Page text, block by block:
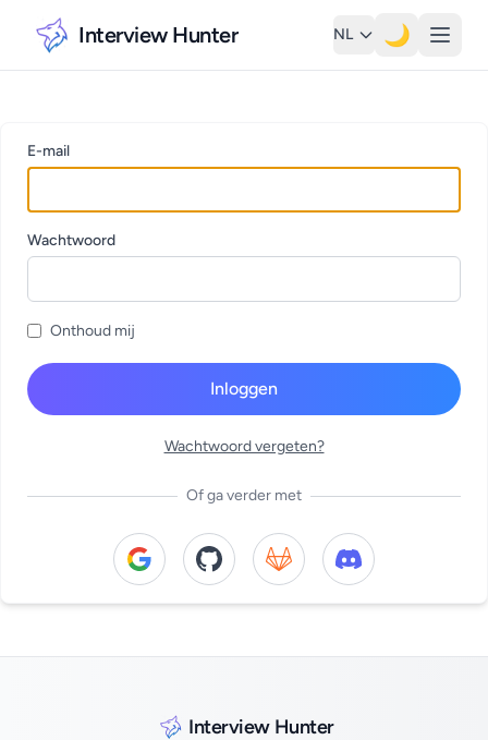
Interview Hunter NL 🌙
E-mail
Wachtwoord
Onthoud mij
Inloggen
Wachtwoord vergeten?
Of ga verder met
Continue with Google
Continue with GitHub
Continue with GitLab
Continue with
Interview Hunter